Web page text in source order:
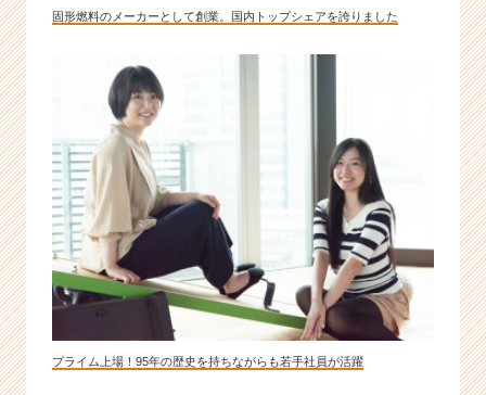
長
ま
せ
ん
か？
ン
チ
成
固形燃料のメーカーとして創業。国内トップシェアを誇りました
プライム上場！95年の歴史を持ちながらも若手社員が活躍